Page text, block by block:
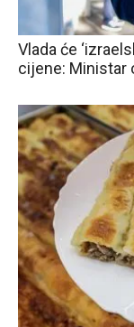
Vlada će
cijene: Ministar